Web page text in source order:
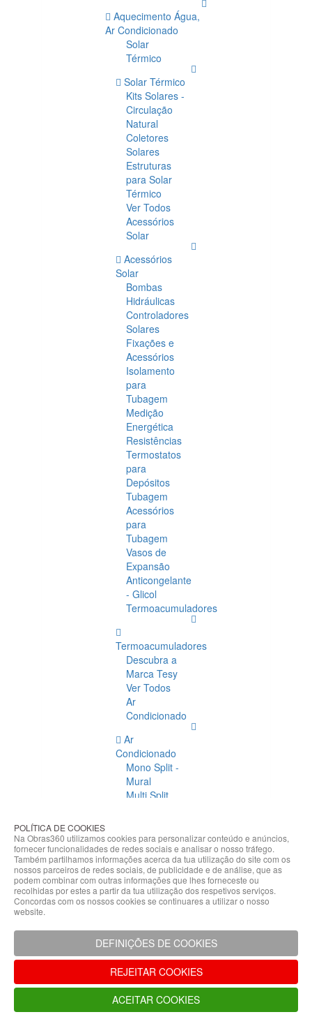
Aquecimento Água,
Ar Condicionado
Solar
Térmico
Solar Térmico
Kits Solares -
Circulação
Natural
Coletores
Solares
Estruturas
para Solar
Térmico
Ver Todos
Acessórios
Solar
Acessórios
Solar
Bombas
Hidráulicas
Controladores
Solares
Fixações e
Acessórios
Isolamento
para
Tubagem
Medição
Energética
Resistências
Termostatos
para
Depósitos
Tubagem
Acessórios
para
Tubagem
Vasos de
Expansão
Anticongelante
- Glicol
Termoacumuladores
Termoacumuladores
Descubra a
Marca Tesy
Ver Todos
Ar
Condicionado
Ar
Condicionado
Mono Split -
Mural
Multi Split
Condicionado
Acessórios
Climatização
Acessórios
Climatização
Hidráulicas
Controladores
Fixações e
Acessórios
Isolamento
para
Tubagem
POLÍTICA DE COOKIES
Na Obras360 utilizamos cookies para personalizar conteúdo e anúncios,
fornecer funcionalidades de redes sociais e analisar o nosso tráfego.
Também partilhamos informações acerca da tua utilização do site com os
nossos parceiros de redes sociais, de publicidade e de análise, que as
podem combinar com outras informações que lhes forneceste ou
recolhidas por estes a partir da tua utilização dos respetivos serviços.
Concordas com os nossos cookies se continuares a utilizar o nosso
website.
DEFINIÇÕES DE COOKIES
REJEITAR COOKIES
ACEITAR COOKIES